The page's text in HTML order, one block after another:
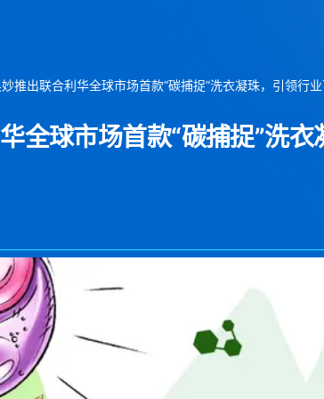
:
推出联合利华全球市场首款“碳捕捉”洗衣凝珠，引领行
全球市场首款“碳捕捉”洗